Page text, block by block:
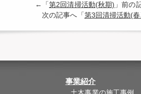
←「第2回清掃活動(秋期) 」前の
次の記事へ「第3回清掃活動(
事業紹介